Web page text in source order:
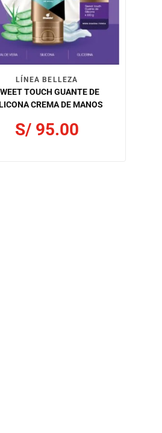
LÍNEA BELLEZA
TOUCH GUANTE DE
CREMA DE MANOS
S/95.00